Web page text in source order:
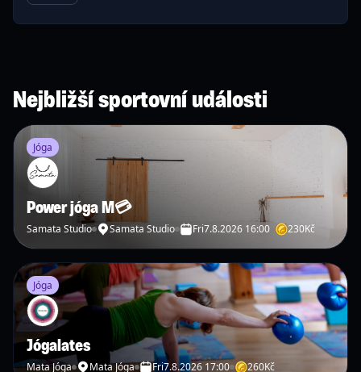
Nejbližší sportovní události
Jóga
Power jóga M💳
Samata Studio Samata Studio Fri7.8.2026 16:00 230Kč
Jóga
Jógalates
Mata Jóga Mata Jóga Fri7.8.2026 17:00 260Kč